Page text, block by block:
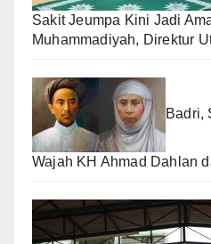
Sakit Jeumpa Kini Jadi
Muhammadiyah, Direktur
Badri,
Wajah KH Ahmad Dahlan